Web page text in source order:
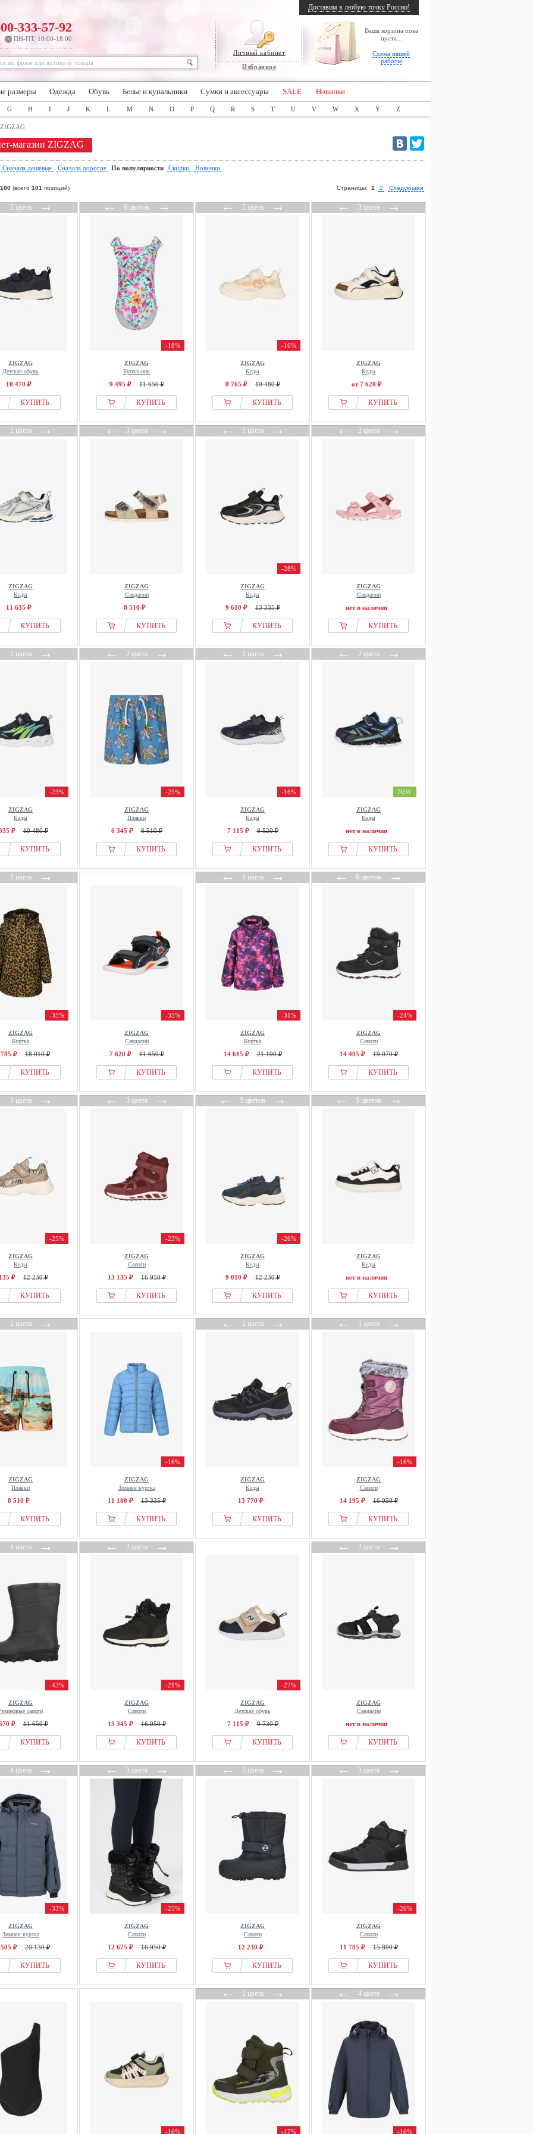
Личный кабинет
Избранное
Ваша корзина пока
пуста...
Схема нашей
работы
333-57-92
ПН-ПТ, 10:00-18:00
Доставим в любую точку России!
размеры Одежда Обувь Белье и купальники Сумки и аксессуары SALE Новинки
G H I J K L M N O P Q R S T U V W X Y Z
ZIGZAG
магазин ZIGZAG
Сначала дешевые Сначала дорогие По популярности Скидки Новинки
100 (всего 101 позиций) Страницы: 1 2 Следующая
2 цвета→
ZIGZAG
Детская обувь
10 470 ₽
КУПИТЬ
←6 цветов→
-18%
ZIGZAG
Купальник
9 495 ₽ 11 650 ₽
КУПИТЬ
←2 цвета→
-16%
ZIGZAG
Кеды
8 765 ₽ 10 480 ₽
КУПИТЬ
←3 цвета→
ZIGZAG
Кеды
от 7 620 ₽
КУПИТЬ
2 цвета→
ZIGZAG
Кеды
11 635 ₽
КУПИТЬ
←3 цвета→
ZIGZAG
Сандалии
8 510 ₽
КУПИТЬ
←3 цвета→
-28%
ZIGZAG
Кеды
9 610 ₽ 13 335 ₽
КУПИТЬ
←2 цвета→
ZIGZAG
Сандалии
нет в наличии
КУПИТЬ
2 цвета→
-23%
ZIGZAG
Кеды
₽ 10 480 ₽
КУПИТЬ
←2 цвета→
-25%
ZIGZAG
Плавки
6 345 ₽ 8 510 ₽
КУПИТЬ
←3 цвета→
-16%
ZIGZAG
Кеды
7 115 ₽ 8 520 ₽
КУПИТЬ
←2 цвета→
NEW
ZIGZAG
Кеды
нет в наличии
КУПИТЬ
3 цвета→
-35%
ZIGZAG
Куртка
₽ 18 010 ₽
КУПИТЬ
-35%
ZIGZAG
Сандалии
7 620 ₽ 11 650 ₽
КУПИТЬ
←4 цвета→
-31%
ZIGZAG
Куртка
14 615 ₽ 21 190 ₽
КУПИТЬ
←6 цветов→
-24%
ZIGZAG
Сапоги
14 405 ₽ 19 070 ₽
КУПИТЬ
3 цвета→
-25%
ZIGZAG
Кеды
₽ 12 230 ₽
КУПИТЬ
←3 цвета→
-23%
ZIGZAG
Сапоги
13 135 ₽ 16 950 ₽
КУПИТЬ
←5 цветов→
-26%
ZIGZAG
Кеды
9 010 ₽ 12 230 ₽
КУПИТЬ
←5 цветов→
ZIGZAG
Кеды
нет в наличии
КУПИТЬ
2 цвета→
ZIGZAG
Плавки
8 510 ₽
КУПИТЬ
-16%
ZIGZAG
Зимняя куртка
11 180 ₽ 13 335 ₽
КУПИТЬ
←2 цвета→
ZIGZAG
Кеды
13 770 ₽
КУПИТЬ
←3 цвета→
-16%
ZIGZAG
Сапоги
14 195 ₽ 16 950 ₽
КУПИТЬ
4 цвета→
-43%
ZIGZAG
сапоги
₽ 11 650 ₽
КУПИТЬ
←2 цвета→
-21%
ZIGZAG
Сапоги
13 345 ₽ 16 950 ₽
КУПИТЬ
-27%
ZIGZAG
Детская обувь
7 115 ₽ 9 730 ₽
КУПИТЬ
←2 цвета→
ZIGZAG
Сандалии
нет в наличии
КУПИТЬ
4 цвета→
-33%
ZIGZAG
Зимняя куртка
₽ 20 130 ₽
КУПИТЬ
←3 цвета→
-25%
ZIGZAG
Сапоги
12 675 ₽ 16 950 ₽
КУПИТЬ
←3 цвета→
ZIGZAG
Сапоги
12 230 ₽
КУПИТЬ
←3 цвета→
-26%
ZIGZAG
Сапоги
11 785 ₽ 15 890 ₽
КУПИТЬ
-16%
←2 цвета→
-17%
←4 цвета→
-16%